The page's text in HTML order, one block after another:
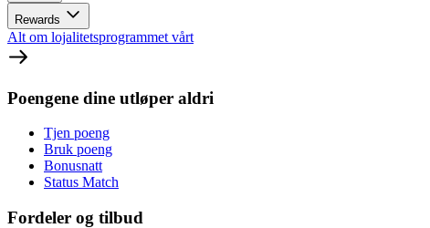
Rewards
Alt om lojalitetsprogrammet vårt
Poengene dine utløper aldri
Tjen poeng
Bruk poeng
Bonusnatt
Status Match
Fordeler og tilbud